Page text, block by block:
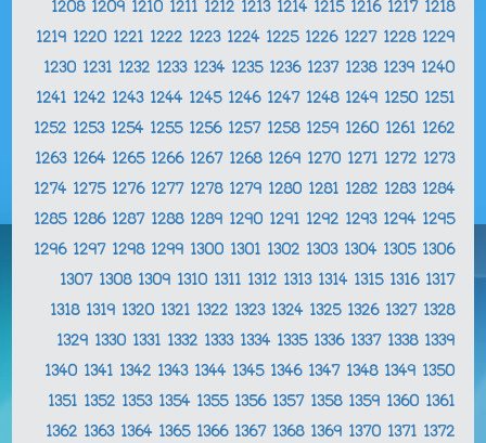
1208 1209 1210 1211 1212 1213 1214 1215 1216 1217 1218
1219 1220 1221 1222 1223 1224 1225 1226 1227 1228 1229
1230 1231 1232 1233 1234 1235 1236 1237 1238 1239 1240
1241 1242 1243 1244 1245 1246 1247 1248 1249 1250 1251
1252 1253 1254 1255 1256 1257 1258 1259 1260 1261 1262
1263 1264 1265 1266 1267 1268 1269 1270 1271 1272 1273
1274 1275 1276 1277 1278 1279 1280 1281 1282 1283 1284
1285 1286 1287 1288 1289 1290 1291 1292 1293 1294 1295
1296 1297 1298 1299 1300 1301 1302 1303 1304 1305 1306
1307 1308 1309 1310 1311 1312 1313 1314 1315 1316 1317
1318 1319 1320 1321 1322 1323 1324 1325 1326 1327 1328
1329 1330 1331 1332 1333 1334 1335 1336 1337 1338 1339
1340 1341 1342 1343 1344 1345 1346 1347 1348 1349 1350
1351 1352 1353 1354 1355 1356 1357 1358 1359 1360 1361
1362 1363 1364 1365 1366 1367 1368 1369 1370 1371 1372